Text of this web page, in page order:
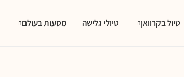
מסעות בעולם טיולי גלישה טיול בקרוואן